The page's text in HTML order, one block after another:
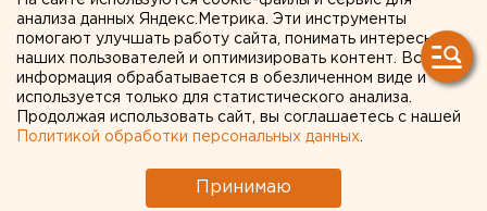
Проверка систем оповещения населения в
случае ЧП пройдет в 11:30.
Сегодня в Свердловской области состоится
плановая проверка системы оповещения населения
11:30 во всех городах завоют электросирены,
анализа данных Яндекс.Метрика. Эти инструменты
помогают улучшать работу сайта, понимать интересы
наших пользователей и оптимизировать контент. Вся
информация обрабатывается в обезличенном виде и
используется только для статистического анализа.
Продолжая использовать сайт, вы соглашаетесь с нашей
Политикой обработки персональных данных
Принимаю